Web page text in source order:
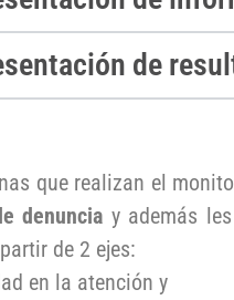
de
que realizan el
denuncia y además les
de 2 ejes:
en la atención y